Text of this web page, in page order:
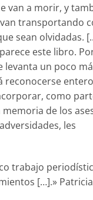
van a morir, y
transportando
sean olvidadas.
este libro.
levanta un poco
reconocerse
como
de los
les
trabajo
[…].»